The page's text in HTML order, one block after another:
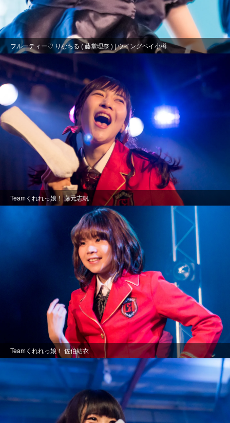
フルーティー♡ りなちる ( 藤堂理奈 ) | ウイングベイ小樽
Teamくれれっ娘！ 藤元志帆
Teamくれれっ娘！ 佐伯結衣